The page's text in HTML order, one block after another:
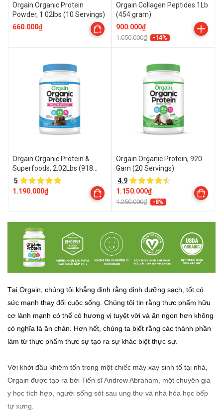
Orgain Organic Protein
Powder, 1.02lbs (10 Servings)
660.000₫
Orgain Collagen Peptides 1Lb
(454 gram)
900.000₫
1.050.000₫ -14%
Orgain Organic Protein &
Superfoods, 2.02Lbs (918
Gram)
5
1.190.000₫
Orgain Organic Protein, 920
Gam (20 Servings)
4.9
1.150.000₫
1.250.000₫ -8%
Tại Orgain, chúng tôi khẳng định rằng dinh dưỡng sạch, tốt có
sức mạnh thay đổi cuộc sống. Chúng tôi tin rằng thực phẩm hữu
cơ lành mạnh có thể có hương vị tuyệt vời và ăn ngon hơn không
có nghĩa là ăn chán. Hơn hết, chúng ta biết rằng các thành phần
làm từ thực phẩm thực sự tạo ra sự khác biệt thực sự.
Với khởi đầu khiêm tốn trong một chiếc máy xay sinh tố tại nhà,
Orgain được tạo ra bởi Tiến sĩ Andrew Abraham, một chuyên gia
y học tích hợp, người sống sót sau ung thư và nhà hóa học bếp
tự xưng.